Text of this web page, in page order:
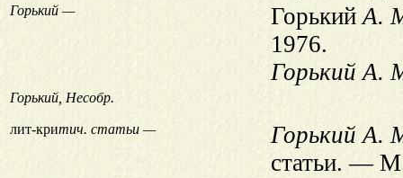
Горький — ГорькийА.
1976.
Горький А.
Горький, Несобр.
лит-критич. статьи —
Горький А.
статьи. —